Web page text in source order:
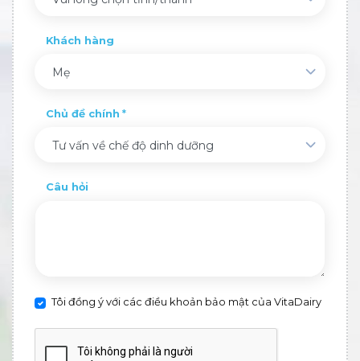
Khách hàng
Mẹ
Chủ đề chính
Tư vấn về chế độ dinh dưỡng
Câu hỏi
Tôi đồng ý với các điều khoản bảo mật của VitaDairy